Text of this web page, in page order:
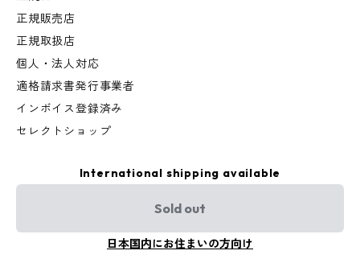
正規販売店
正規取扱店
個人・法人対応
適格請求書発行事業者
インボイス登録済み
セレクトショップ
International shipping available
Sold out
日本国内にお住まいの方向け